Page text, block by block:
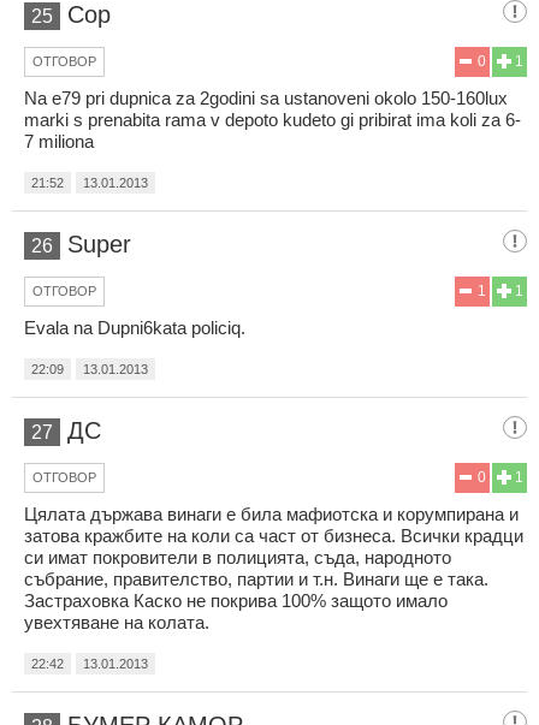
25 Cop
1
0
ОТГОВОР
Na e79 pri dupnica za 2godini sa ustanoveni okolo 150-160lux
marki s prenabita rama v depoto kudeto gi pribirat ima koli za 6-
7 miliona
21:52 13.01.2013
26 Super
1
1
ОТГОВОР
Evala na Dupni6kata policiq.
22:09 13.01.2013
27 ДС
1
0
ОТГОВОР
Цялата държава винаги е била мафиотска и корумпирана и
затова кражбите на коли са част от бизнеса. Всички крадци
си имат покровители в полицията, съда, народното
събрание, правителство, партии и т.н. Винаги ще е така.
Застраховка Каско не покрива 100% защото имало
увехтяване на колата.
22:42 13.01.2013